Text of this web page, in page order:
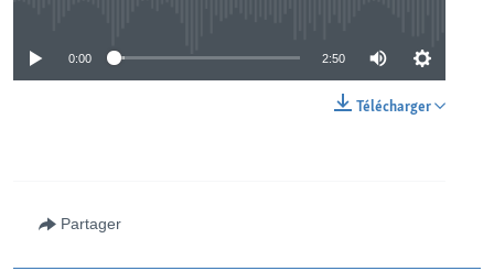
0:00 2:50
Télécharger
Partager